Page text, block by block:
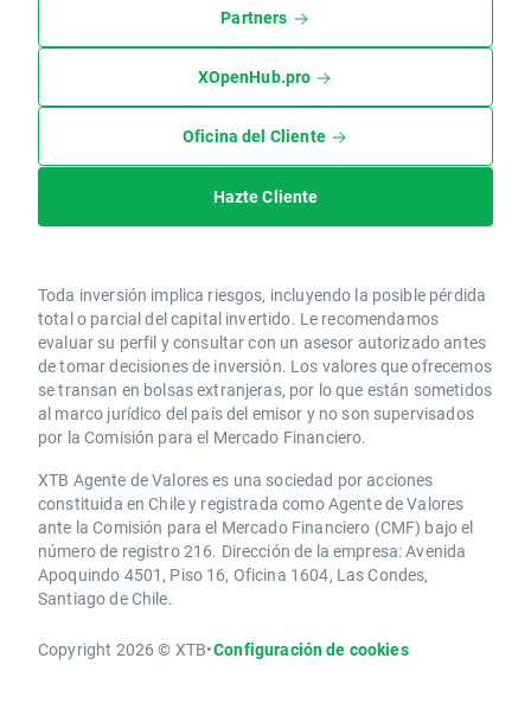
Partners
XOpenHub.pro
Oficina del Cliente
Hazte Cliente
Toda inversión implica riesgos, incluyendo la posible pérdida
total o parcial del capital invertido. Le recomendamos
evaluar su perfil y consultar con un asesor autorizado antes
de tomar decisiones de inversión. Los valores que ofrecemos
se transan en bolsas extranjeras, por lo que están sometidos
al marco jurídico del país del emisor y no son supervisados
por la Comisión para el Mercado Financiero.
XTB Agente de Valores es una sociedad por acciones
constituida en Chile y registrada como Agente de Valores
ante la Comisión para el Mercado Financiero (CMF) bajo el
número de registro 216. Dirección de la empresa: Avenida
Apoquindo 4501, Piso 16, Oficina 1604, Las Condes,
Santiago de Chile.
Copyright 2026 © XTB•Configuración de cookies